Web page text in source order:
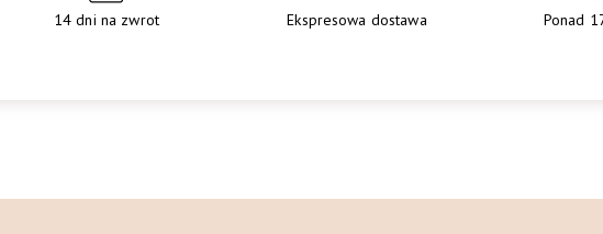
14 dni na zwrot Ekspresowa dostawa Ponad